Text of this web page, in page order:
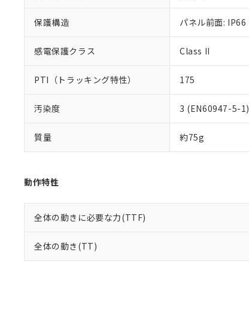
保護構造 パネル前面: IP66
感電保護クラス Class II
PTI（トラッキング特性） 175
汚染度 3 (EN60947-5-1)
質量 約75g
動作特性
全体の動きに必要な力(TTF)
全体の動き(TT)